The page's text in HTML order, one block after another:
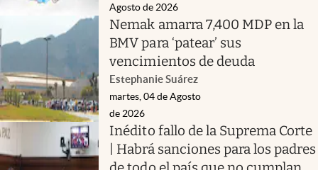
Agosto de 2026
Nemak amarra 7,400 MDP en la
BMV para ‘patear’ sus
vencimientos de deuda
Estephanie Suárez
martes, 04 de Agosto
de 2026
Inédito fallo de la Suprema Corte
| Habrá sanciones para los padres